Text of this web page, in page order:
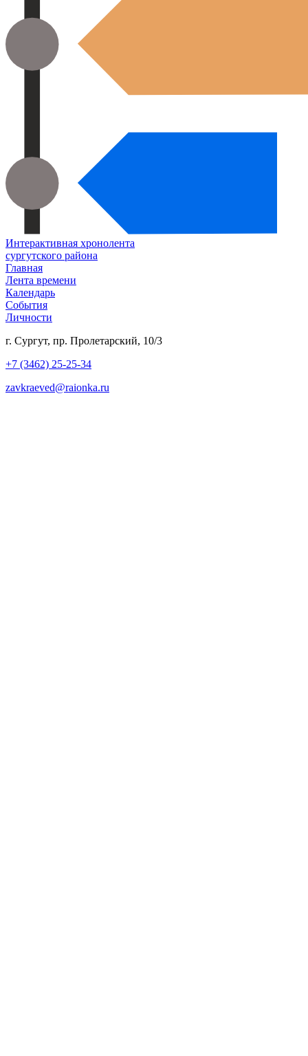
Интерактивная хронолента
сургутского района
Главная
Лента времени
Календарь
События
Личности
г. Сургут, пр. Пролетарский, 10/3
+7 (3462) 25-25-34
zavkraeved@raionka.ru